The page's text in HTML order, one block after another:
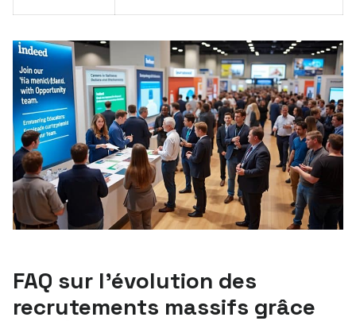
FAQ sur l’évolution des
recrutements massifs grâce